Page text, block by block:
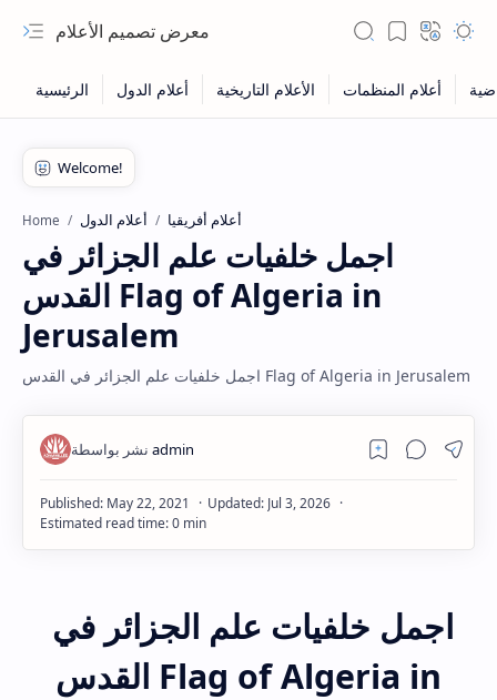
معرض تصميم الأعلام
Hidden Menu
Home أعلام أفريقيا أعلام الدول
اجمل خلفيات علم الجزائر في
القدس Flag of Algeria in
Jerusalem
اجمل خلفيات علم الجزائر في القدس Flag of Algeria in Jerusalem
القدس Flag of Algeria in